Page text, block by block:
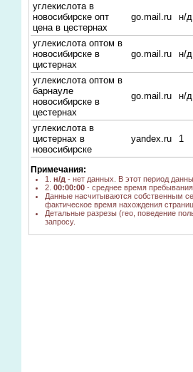
углекислота в
новосибирске опт
цена в цестернах
go.mail.ru н/д
углекислота оптом в
новосибирске в
цистернах
go.mail.ru н/д
углекислота оптом в
барнауле
новосибирске в
цестернах
go.mail.ru н/д
углекислота в
цистернах в
новосибирске
yandex.ru 1
углекислота пищевая
цена
google.ru
углекислота в
цистернах
yandex.ru
1
Углекислотные
цистерны
Примечания:
1. н/д - нет данных. В этот период
2. 00:00:00 - среднее время
Данные насчитываются собственным
фактическое время нахождения
Детальные разрезы (гео, поведение
запросу.